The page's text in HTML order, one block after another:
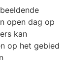
open dag op
kan
op het gebied